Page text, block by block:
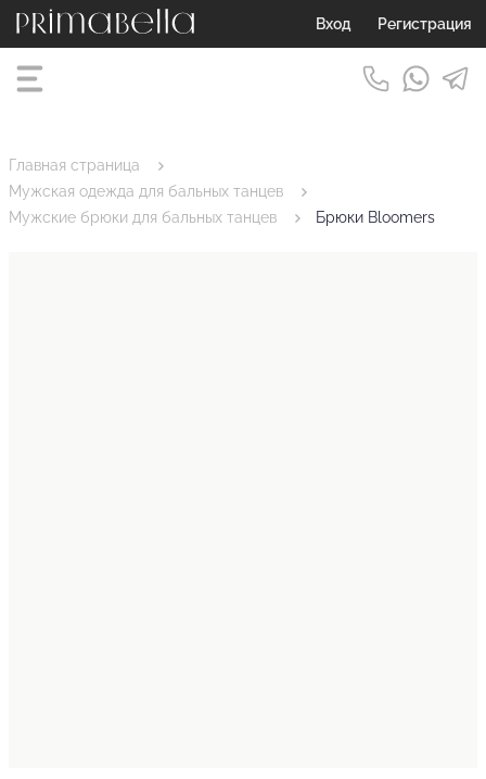
Вход Регистрация
Главная страница
Мужская одежда для бальных танцев
Мужские брюки для бальных танцев
Брюки Bloomers